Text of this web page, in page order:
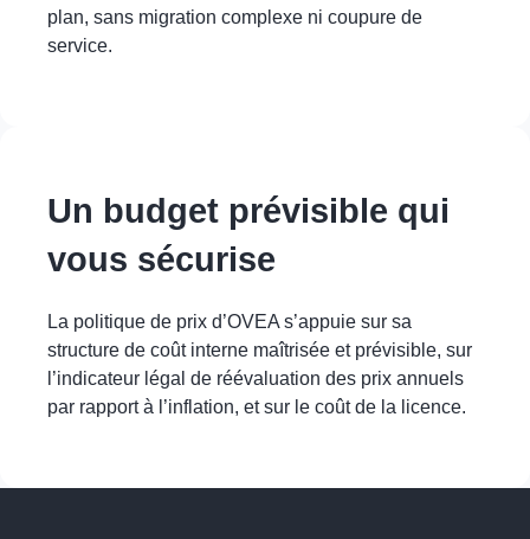
plan, sans migration complexe ni coupure de
service.
Un budget prévisible qui
vous sécurise
La politique de prix d’OVEA s’appuie sur sa
structure de coût interne maîtrisée et prévisible, sur
l’indicateur légal de réévaluation des prix annuels
par rapport à l’inflation, et sur le coût de la licence.